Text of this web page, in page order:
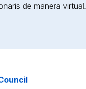
de manera virtual.